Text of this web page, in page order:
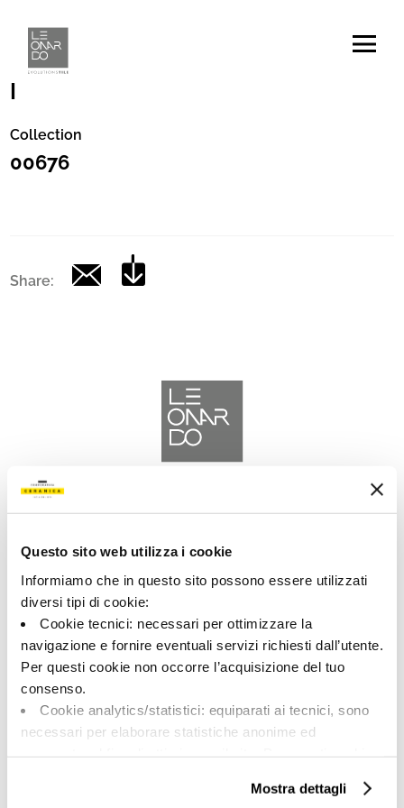
Questo sito web utilizza i cookie
Informiamo che in questo sito possono essere utilizzati
diversi tipi di cookie:
Cookie tecnici: necessari per ottimizzare la
navigazione e fornire eventuali servizi richiesti dall’utente.
Per questi cookie non occorre l’acquisizione del tuo
consenso.
Cookie analytics/statistici: equiparati ai tecnici, sono
necessari per elaborare statistiche anonime ed
Cookie di profilazione/marketing: sono utilizzati, solo
Mostra dettagli
Codice
|
Collection
00676
Share:
LEONARDO